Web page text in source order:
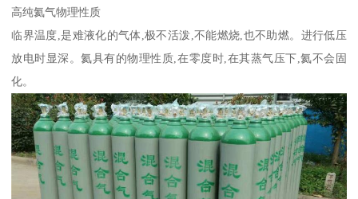
高纯氦气物理性质
临界温度,是难液化的气体,极不活泼,不能燃烧,也不助燃。进行低压
放电时显深。氦具有的物理性质,在零度时,在其蒸气压下,氦不会固
化。